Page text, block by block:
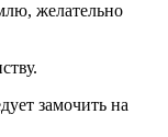
желательно
замочить на